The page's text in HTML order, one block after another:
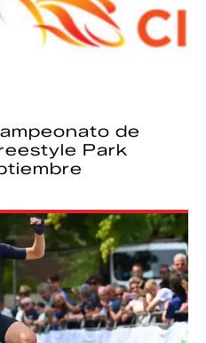
de
Park